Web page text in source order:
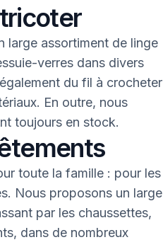
large assortiment de linge
verres dans divers
du fil à crocheter
En outre, nous
toujours en stock.
toute la famille : pour les
Nous proposons un large
par les chaussettes,
dans de nombreux